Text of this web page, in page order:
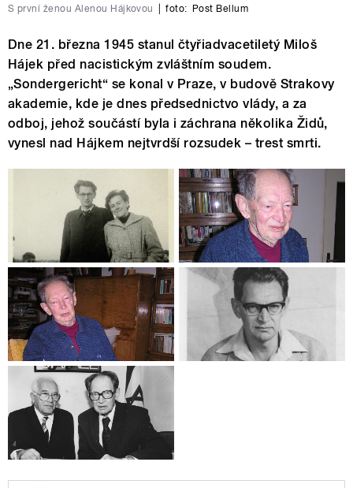
S první ženou Alenou Hájkovou foto: Post Bellum
Dne 21. března 1945 stanul čtyřiadvacetiletý Miloš
Hájek před nacistickým zvláštním soudem.
„Sondergericht“ se konal v Praze, v budově Strakovy
akademie, kde je dnes předsednictvo vlády, a za
odboj, jehož součástí byla i záchrana několika Židů,
vynesl nad Hájkem nejtvrdší rozsudek – trest smrti.